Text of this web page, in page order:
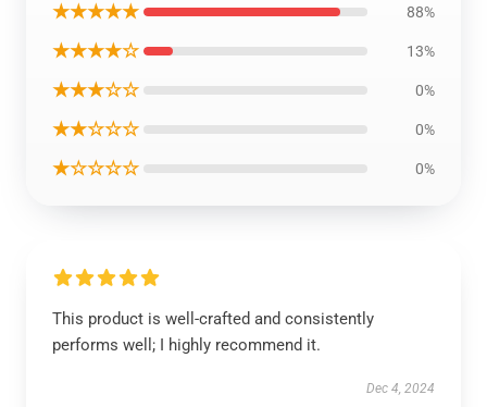
★★★★★ 88%
★★★★☆ 13%
★★★☆☆ 0%
★★☆☆☆ 0%
★☆☆☆☆ 0%
This product is well-crafted and consistently
performs well; I highly recommend it.
Dec 4, 2024